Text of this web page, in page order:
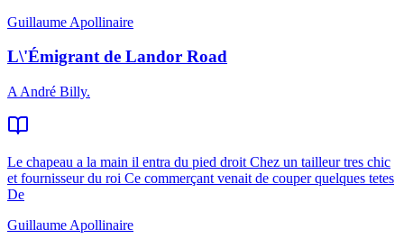
Guillaume Apollinaire
L\'Émigrant de Landor Road
A André Billy.
Le chapeau a la main il entra du pied droit Chez un tailleur tres chic
et fournisseur du roi Ce commerçant venait de couper quelques tetes
De
Guillaume Apollinaire